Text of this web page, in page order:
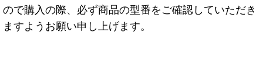
ので購入の際、必ず商品の型番をご確認していただき
ますようお願い申し上げます。